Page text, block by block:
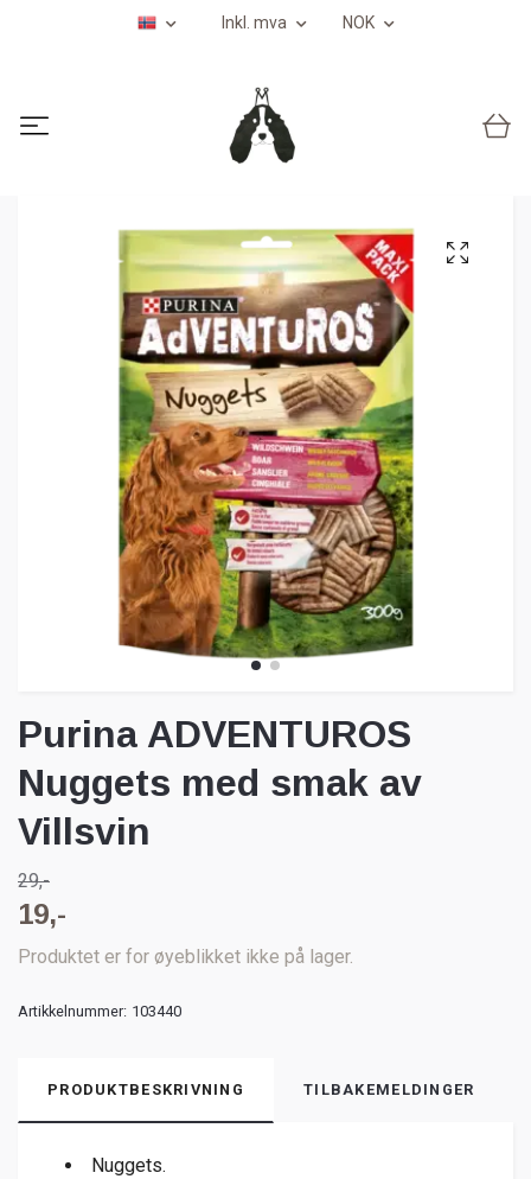
Inkl. mva NOK
Purina ADVENTUROS
Nuggets med smak av
Villsvin
29,-
19,-
Produktet er for øyeblikket ikke på lager.
Artikkelnummer: 103440
PRODUKTBESKRIVNING TILBAKEMELDINGER
Nuggets.